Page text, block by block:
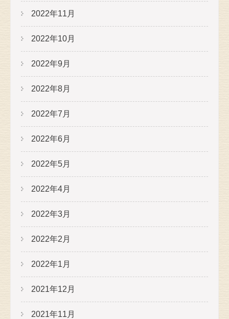
2022年11月
2022年10月
2022年9月
2022年8月
2022年7月
2022年6月
2022年5月
2022年4月
2022年3月
2022年2月
2022年1月
2021年12月
2021年11月